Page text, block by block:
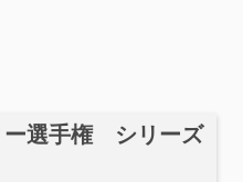
選手権 シリーズ